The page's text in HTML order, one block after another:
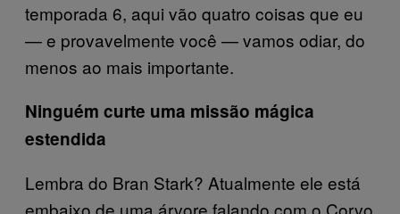
temporada 6, aqui vão quatro coisas que eu
— e provavelmente você — vamos odiar, do
menos ao mais importante.
Ninguém curte uma missão mágica
estendida
Lembra do Bran Stark? Atualmente ele está
embaixo de uma árvore falando com o Corvo